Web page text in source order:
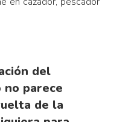
del
no parece
de la